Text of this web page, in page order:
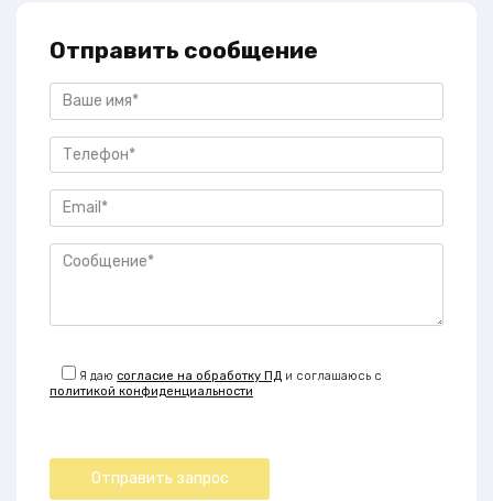
Отправить сообщение
Я даюсогласие на обработку ПД и соглашаюсь с
политикой конфиденциальности